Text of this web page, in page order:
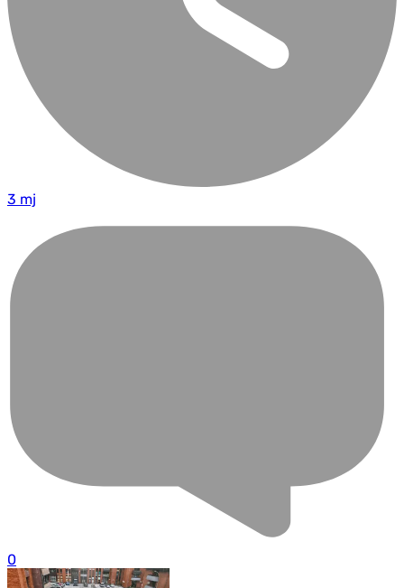
3 mj
0